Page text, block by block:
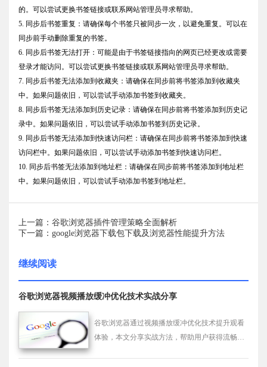
的。可以尝试更换书签链接或联系网站管理员寻求帮助。
5. 同步后书签重复：请确保每个书签只被同步一次，以避免重复。可以在
同步前手动删除重复的书签。
6. 同步后书签无法打开：可能是由于书签链接指向的网页已经更改或需要
登录才能访问。可以尝试更换书签链接或联系网站管理员寻求帮助。
7. 同步后书签无法添加到收藏夹：请确保在同步前将书签添加到收藏夹
中。如果问题依旧，可以尝试手动添加书签到收藏夹。
8. 同步后书签无法添加到历史记录：请确保在同步前将书签添加到历史记
录中。如果问题依旧，可以尝试手动添加书签到历史记录。
9. 同步后书签无法添加到快速访问栏：请确保在同步前将书签添加到快速
访问栏中。如果问题依旧，可以尝试手动添加书签到快速访问栏。
10. 同步后书签无法添加到地址栏：请确保在同步前将书签添加到地址栏
中。如果问题依旧，可以尝试手动添加书签到地址栏。
上一篇：谷歌浏览器插件管理策略全面解析
下一篇：google浏览器下载包下载及浏览器性能提升方法
继续阅读
谷歌浏览器视频播放缓冲优化技术实战分享
谷歌浏览器通过视频播放缓冲优化技术提升观看
体验，本文分享实战方法，帮助用户获得流畅的